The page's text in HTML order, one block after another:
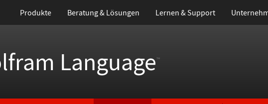
Produkte Beratung & Lösungen Lernen & Support
Language™